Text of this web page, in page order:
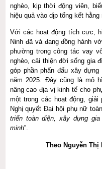
nghèo, kịp thời động viên,
hiệu quả vào dịp tổng kết hằng
Với các hoạt động tích cực,
Ninh đã và đang đồng hành
phường trong công tác vay
nghèo, cải thiện đời sống gia
góp phần phấn đấu xây
năm 2025. Đây cũng là mô
nâng cao địa vị kinh tế cho
một trong các hoạt động,
Nghị quyết Đại hội phụ nữ
triển toàn diện, xây dựng
minh”.
Theo Nguyễn Thị